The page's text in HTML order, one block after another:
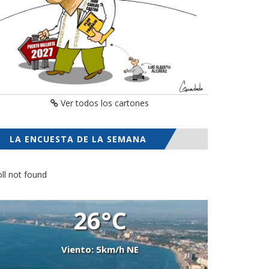
Ver todos los cartones
LA ENCUESTA DE LA SEMANA
not found
26°C
Viento: 5km/h NE